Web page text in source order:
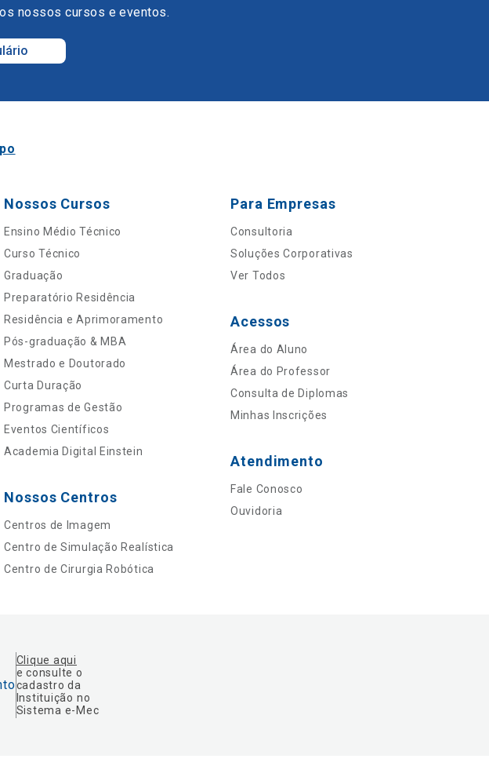
nossos cursos e eventos.
Nossos Cursos
Ensino Médio Técnico
Curso Técnico
Graduação
Preparatório Residência
Residência e Aprimoramento
Pós-graduação & MBA
Mestrado e Doutorado
Curta Duração
Programas de Gestão
Eventos Científicos
Academia Digital Einstein
Nossos Centros
Centros de Imagem
Centro de Simulação Realística
Centro de Cirurgia Robótica
Para Empresas
Consultoria
Soluções Corporativas
Ver Todos
Acessos
Área do Aluno
Área do Professor
Consulta de Diplomas
Minhas Inscrições
Atendimento
Fale Conosco
Ouvidoria
Clique aqui
e consulte o
cadastro da
Instituição no
Sistema e-Mec